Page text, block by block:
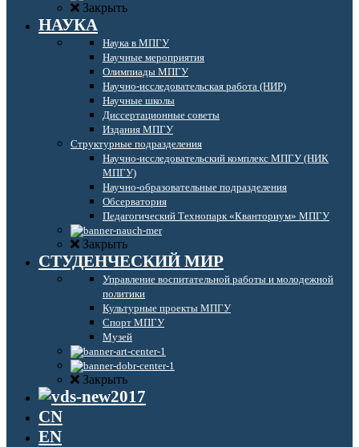
Закрыть
НАУКА
Наука в МПГУ
Научные мероприятия
Олимпиады МПГУ
Научно-исследовательская работа (НИР)
Научные школы
Диссертационные советы
Издания МПГУ
Структурные подразделения
Научно-исследовательский комплекс МПГУ (НИК
МПГУ)
Научно-образовательные подразделения
Обсерватория
Педагогический Технопарк «Кванториум» МПГУ
Закрыть
СТУДЕНЧЕСКИЙ МИР
Управление воспитательной работы и молодежной
политики
Культурные проекты МПГУ
Спорт МПГУ
Музей
Закрыть
CN
EN